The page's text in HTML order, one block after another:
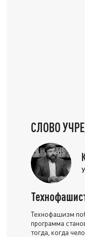
СЛОВО
Технофашизм
программа
тогда, когда